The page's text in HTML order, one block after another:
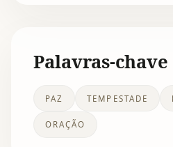
Palavras-chave
PAZ TEMPESTADE
ORAÇÃO